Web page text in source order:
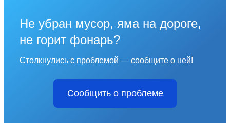
Не убран мусор, яма на дороге,
не горит фонарь?
Столкнулись с проблемой — сообщите о ней!
Сообщить о проблеме